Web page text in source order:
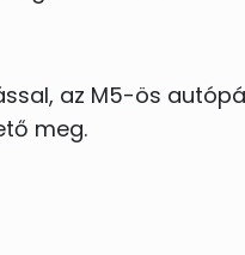
jótaz M5-ös
meg.